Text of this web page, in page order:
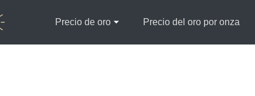
Precio de oro Precio del oro por onza